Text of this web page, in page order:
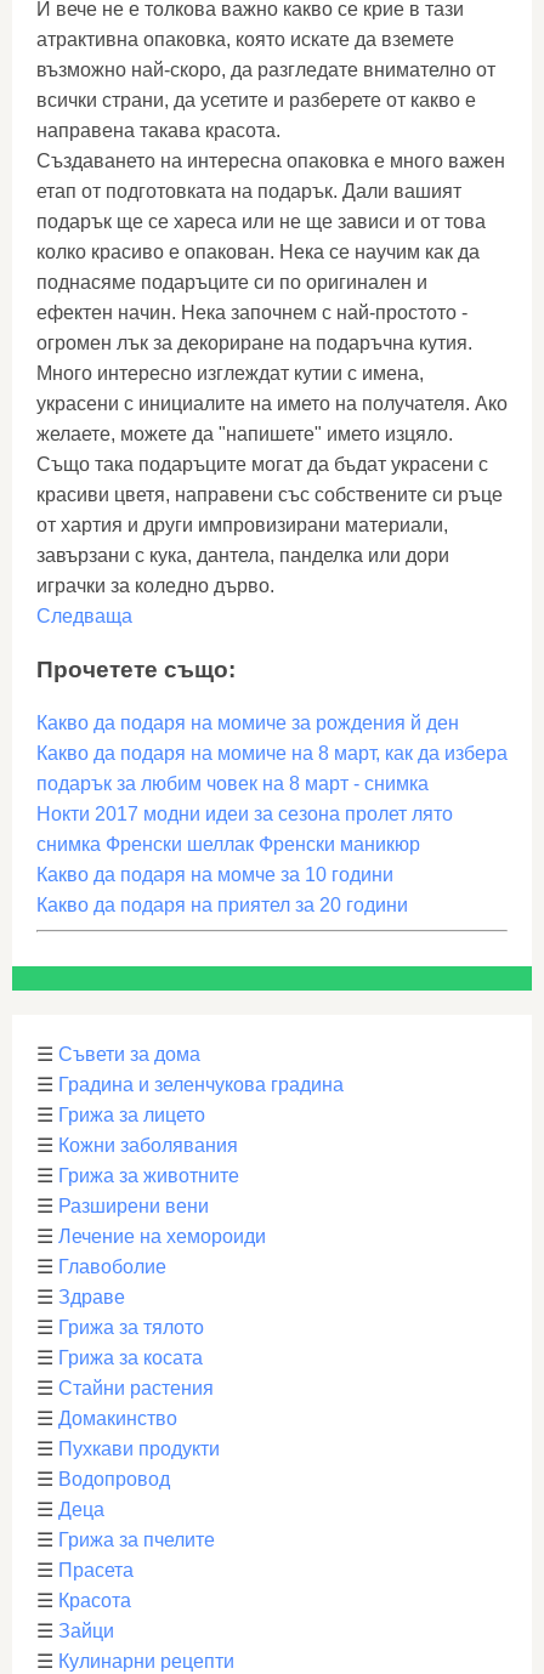
И вече не е толкова важно какво се крие в тази
атрактивна опаковка, която искате да вземете
възможно най-скоро, да разгледате внимателно от
всички страни, да усетите и разберете от какво е
направена такава красота.
Създаването на интересна опаковка е много важен
етап от подготовката на подарък. Дали вашият
подарък ще се хареса или не ще зависи и от това
колко красиво е опакован. Нека се научим как да
поднасяме подаръците си по оригинален и
ефектен начин. Нека започнем с най-простото -
огромен лък за декориране на подаръчна кутия.
Много интересно изглеждат кутии с имена,
украсени с инициалите на името на получателя. Ако
желаете, можете да "напишете" името изцяло.
Също така подаръците могат да бъдат украсени с
красиви цветя, направени със собствените си ръце
от хартия и други импровизирани материали,
завързани с кука, дантела, панделка или дори
играчки за коледно дърво.
Следваща
Прочетете също:
Какво да подаря на момиче за рождения й ден
Какво да подаря на момиче на 8 март, как да избера
подарък за любим човек на 8 март - снимка
Нокти 2017 модни идеи за сезона пролет лято
снимка Френски шеллак Френски маникюр
Какво да подаря на момче за 10 години
Какво да подаря на приятел за 20 години
☰ Съвети за дома
☰ Градина и зеленчукова градина
☰ Грижа за лицето
☰ Кожни заболявания
☰ Грижа за животните
☰ Разширени вени
☰ Лечение на хемороиди
☰ Главоболие
☰ Здраве
☰ Грижа за тялото
☰ Грижа за косата
☰ Стайни растения
☰ Домакинство
☰ Пухкави продукти
☰ Водопровод
☰ Деца
☰ Грижа за пчелите
☰ Прасета
☰ Красота
☰ Зайци
☰ Кулинарни рецепти